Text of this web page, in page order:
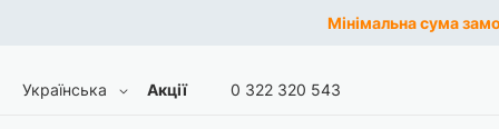
Мінімальна сума
Skip
Мова
Українська Акції 0 322 320 543